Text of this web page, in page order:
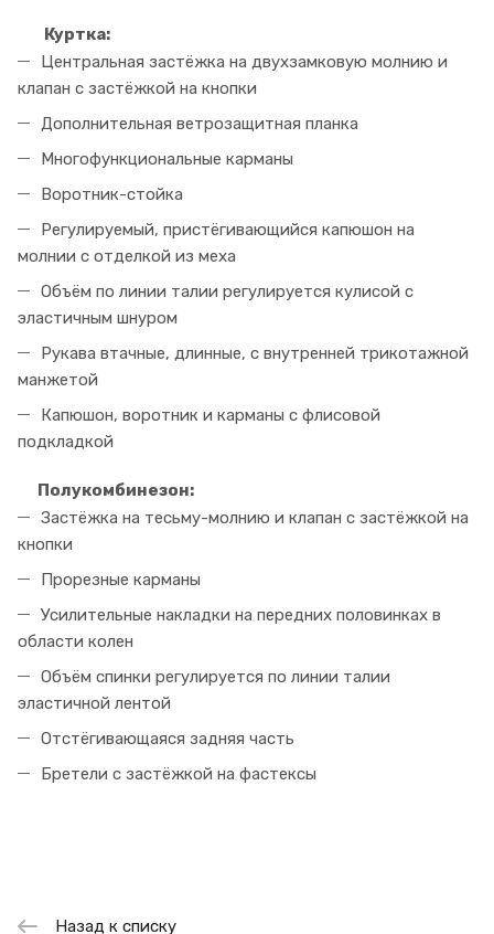
Куртка:
Центральная застёжка на двухзамковую молнию и
клапан с застёжкой на кнопки
Дополнительная ветрозащитная планка
Многофункциональные карманы
Воротник-стойка
Регулируемый, пристёгивающийся капюшон на
молнии с отделкой из меха
Объём по линии талии регулируется кулисой с
эластичным шнуром
Рукава втачные, длинные, с внутренней трикотажной
манжетой
Капюшон, воротник и карманы с флисовой
подкладкой
Полукомбинезон:
Застёжка на тесьму-молнию и клапан с застёжкой на
кнопки
Прорезные карманы
Усилительные накладки на передних половинках в
области колен
Объём спинки регулируется по линии талии
эластичной лентой
Отстёгивающаяся задняя часть
Бретели с застёжкой на фастексы
Назад к списку